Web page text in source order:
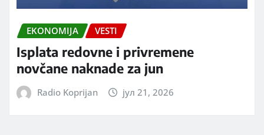
EKONOMIJA VESTI
Isplata redovne i privremene
novčane naknade za jun
Radio Koprijan јул 21, 2026